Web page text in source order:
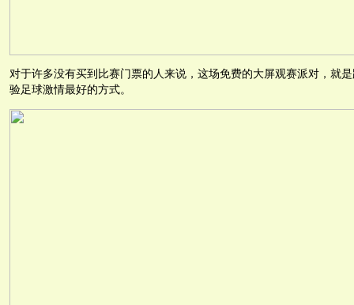
对于许多没有买到比赛门票的人来说，这场免费的大屏观赛派对，就
验足球激情最好的方式。